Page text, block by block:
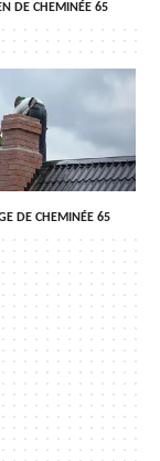
DE CHEMINÉE 65
DE CHEMINÉE 65